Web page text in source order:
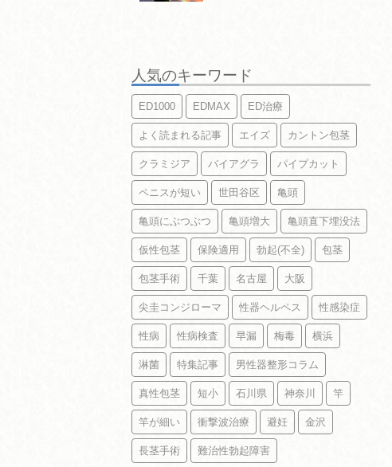
人気のキーワード
ED1000 EDMAX ED治療
よく読まれる記事 エイズ カントン包茎
クラミジア バイアグラ パイプカット
ペニスが短い 世田谷区 亀頭
亀頭にぶつぶつ 亀頭増大 亀頭直下埋没法
仮性包茎 保険適用 勃起(不全) 包茎
包茎手術 千葉 名古屋 大阪
尖圭コンジローマ 性器ヘルペス 性感染症
性病 性病検査 早漏 梅毒 横浜
淋菌 特集記事 男性器整形コラム
真性包茎 短小 石川県 神奈川 竿
竿が細い 衝撃波治療 避妊 金沢
長茎手術 難治性勃起障害